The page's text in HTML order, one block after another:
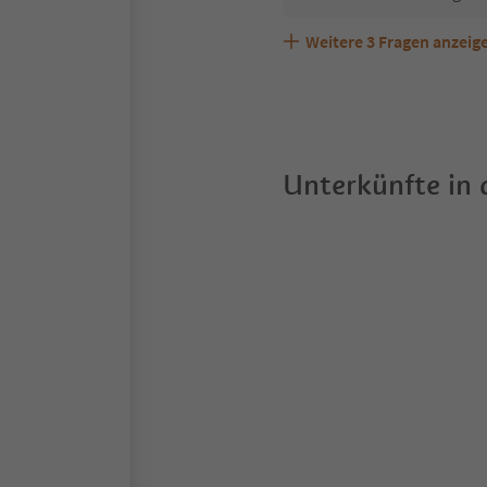
Sind Haustiere in der
Welche Services bietet
Weitere 3 Fragen
Unterkünfte in